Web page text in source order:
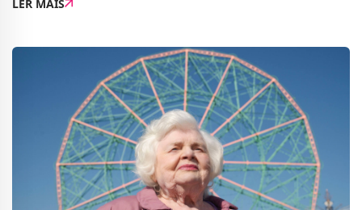
focam nas reações da plateia: rostos em c
LER MAIS